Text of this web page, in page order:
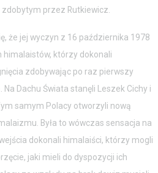
przez Rutkiewicz.
że jej wyczyn z 16 października 1978
himalaistów, którzy dokonali
zdobywając po raz pierwszy
Dachu Świata stanęli Leszek Cichy i
samym Polacy otworzyli nową
Była to wówczas sensacja na
dokonali himalaiści, którzy mogli
jaki mieli do dyspozycji ich